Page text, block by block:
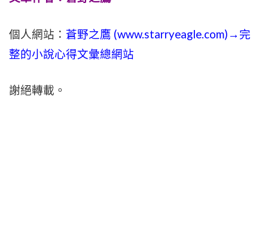
個人網站： 蒼野之鷹 (www.starryeagle.com)→完
整的小說心得文彙總網站
謝絕轉載。